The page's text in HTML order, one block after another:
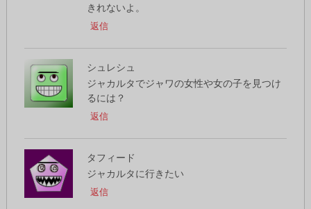
きれないよ。
返信
シュレシュ
ジャカルタでジャワの女性や女の子を見つけ
るには？
返信
タフィード
ジャカルタに行きたい
返信